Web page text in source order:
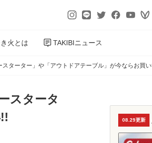
火とは TAKIBIニュース
ターター」や「アウトドアテーブル」が今ならお買
スタータ
08.29更新